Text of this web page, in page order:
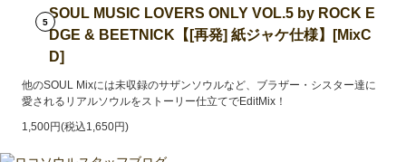
5
SOUL MUSIC LOVERS ONLY VOL.5 by ROCK E
DGE & BEETNICK【[再発] 紙ジャケ仕様】[MixC
D]
他のSOUL Mixには未収録のサザンソウルなど、ブラザー・シスター達に
愛されるリアルソウルをストーリー仕立てでEditMix！
1,500円(税込1,650円)